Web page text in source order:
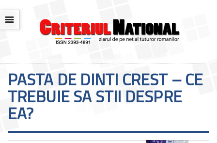
☰
PASTA DE DINTI CREST – CE
TREBUIE SA STII DESPRE
EA?